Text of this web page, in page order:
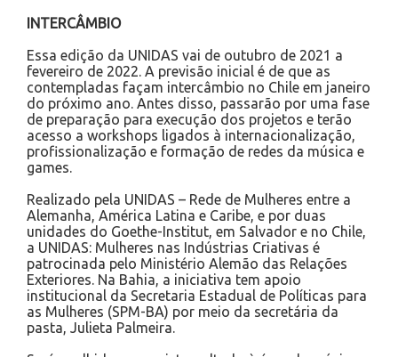
INTERCÂMBIO
Essa edição da UNIDAS vai de outubro de 2021 a
fevereiro de 2022. A previsão inicial é de que as
contempladas façam intercâmbio no Chile em janeiro
do próximo ano. Antes disso, passarão por uma fase
de preparação para execução dos projetos e terão
acesso a workshops ligados à internacionalização,
profissionalização e formação de redes da música e
games.
Realizado pela UNIDAS – Rede de Mulheres entre a
Alemanha, América Latina e Caribe, e por duas
unidades do Goethe-Institut, em Salvador e no Chile,
a UNIDAS: Mulheres nas Indústrias Criativas é
patrocinada pelo Ministério Alemão das Relações
Exteriores. Na Bahia, a iniciativa tem apoio
institucional da Secretaria Estadual de Políticas para
as Mulheres (SPM-BA) por meio da secretária da
pasta, Julieta Palmeira.